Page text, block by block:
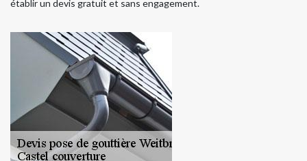
établir un devis gratuit et sans engagement.